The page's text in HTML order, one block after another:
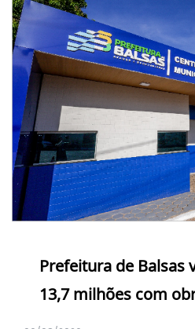
Prefeitura de Balsas
13,7 milhões com